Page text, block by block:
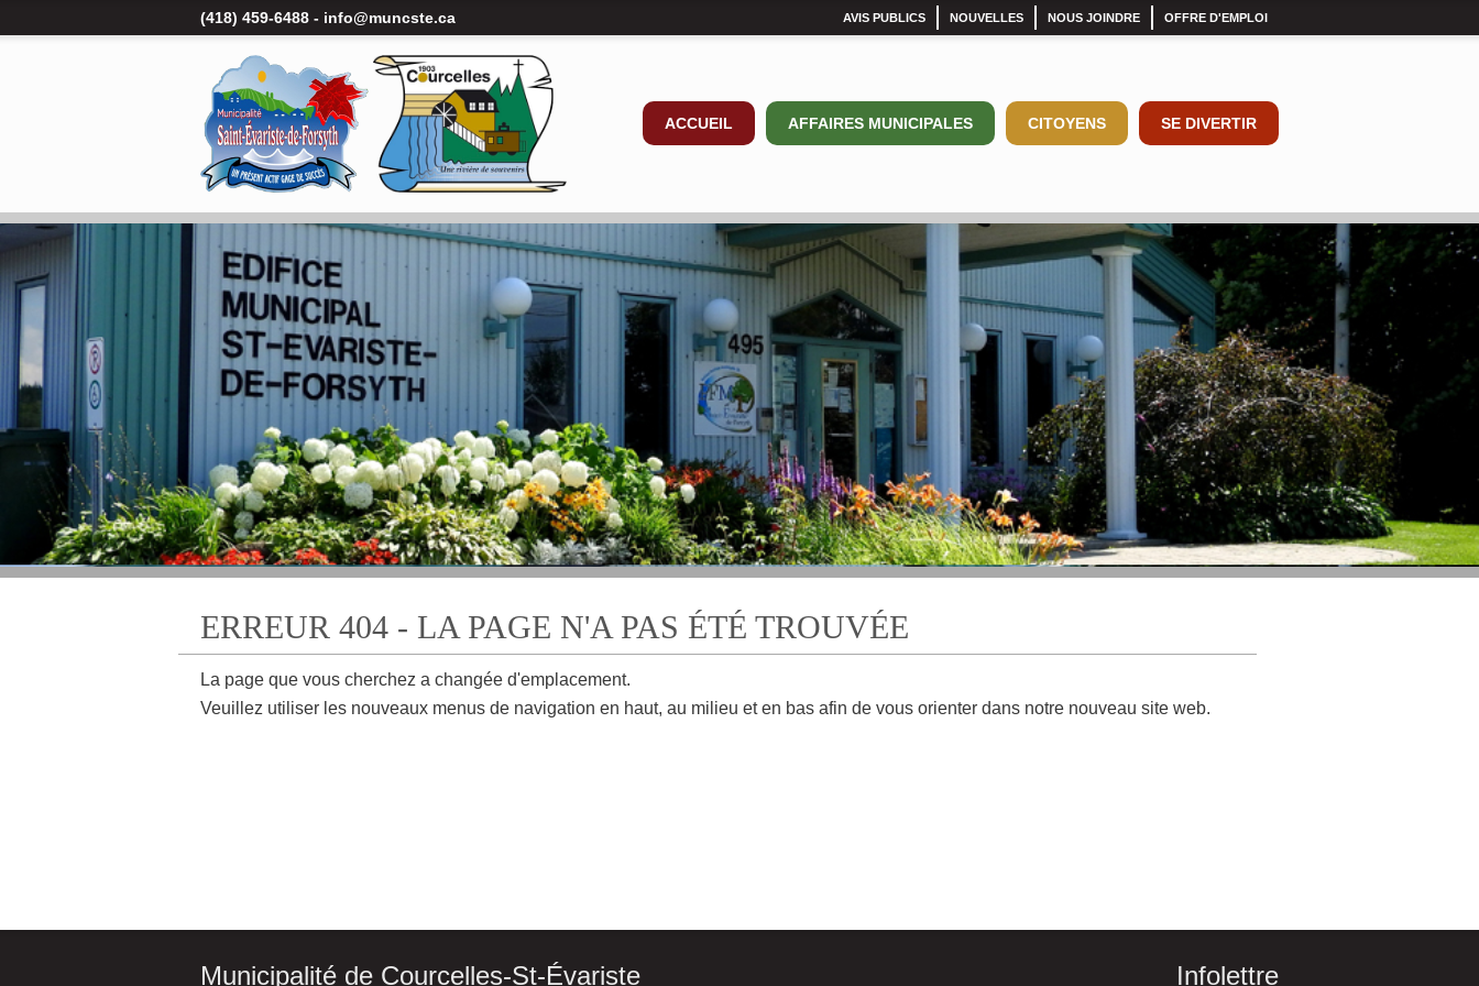
(418) 459-6488 - info@muncste.ca AVIS PUBLICS NOUVELLES NOUS JOINDRE OFFRE D'EMPLOI
ACCUEIL AFFAIRES MUNICIPALES CITOYENS SE DIVERTIR
ERREUR 404 - LA PAGE N'A PAS ÉTÉ TROUVÉE
La page que vous cherchez a changée d'emplacement.
Veuillez utiliser les nouveaux menus de navigation en haut, au milieu et en bas afin de vous orienter dans notre nouveau site web.
Municipalité de Courcelles-St-Évariste Infolettre